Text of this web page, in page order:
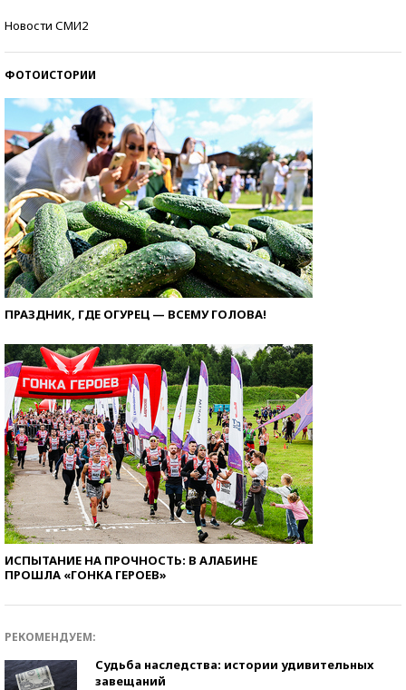
Новости СМИ2
ФОТОИСТОРИИ
ПРАЗДНИК, ГДЕ ОГУРЕЦ — ВСЕМУ ГОЛОВА!
ИСПЫТАНИЕ НА ПРОЧНОСТЬ: В АЛАБИНЕ
ПРОШЛА «ГОНКА ГЕРОЕВ»
РЕКОМЕНДУЕМ:
Судьба наследства: истории удивительных
завещаний